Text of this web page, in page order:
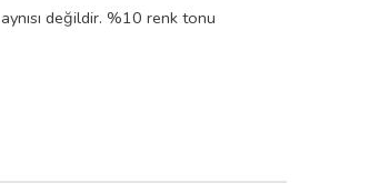
değildir. %10 renk tonu